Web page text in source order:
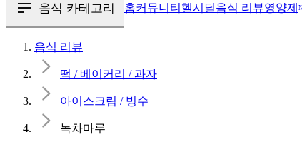
음식 카테고리 홈커뮤니티 헬시딜음식 리뷰영양제
음식 리뷰
떡 / 베이커리 / 과자
아이스크림 / 빙수
녹차마루